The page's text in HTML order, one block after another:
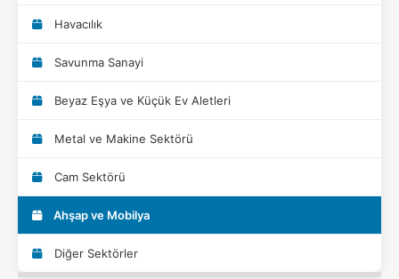
Havacılık
Savunma Sanayi
Beyaz Eşya ve Küçük Ev Aletleri
Metal ve Makine Sektörü
Cam Sektörü
Ahşap ve Mobilya
Diğer Sektörler